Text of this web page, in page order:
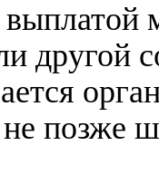
другой
позже